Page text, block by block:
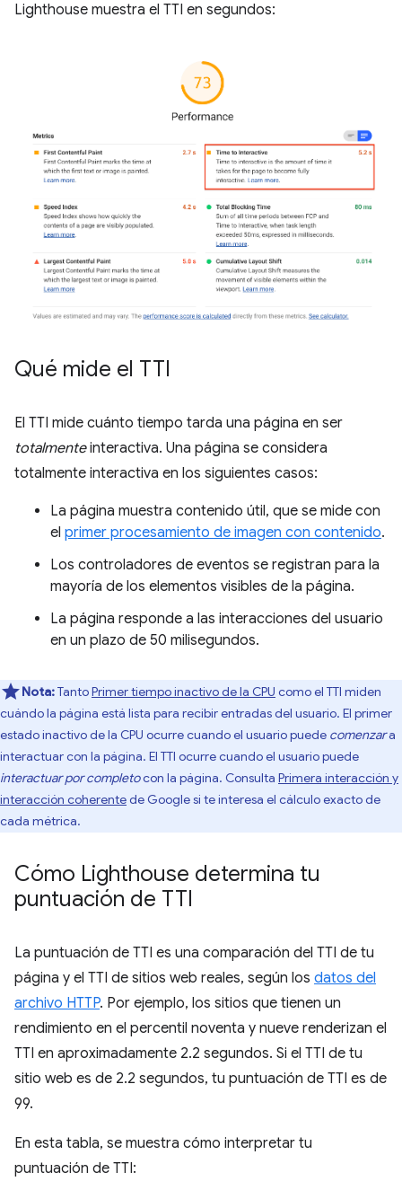
Lighthouse muestra el TTI en segundos:
Qué mide el TTI
El TTI mide cuánto tiempo tarda una página en ser
totalmenteinteractiva. Una página se considera
totalmente interactiva en los siguientes casos:
La página muestra contenido útil, que se mide con
el primer procesamiento de imagen con contenido.
Los controladores de eventos se registran para la
mayoría de los elementos visibles de la página.
La página responde a las interacciones del usuario
en un plazo de 50 milisegundos.
Nota:TantoPrimer tiempo inactivo de la CPU como el TTI miden
cuándo la página está lista para recibir entradas del usuario. El primer
estado inactivo de la CPU ocurre cuando el usuario puede comenzara
interactuar con la página. El TTI ocurre cuando el usuario puede
interactuar por completocon la página. Consulta Primera interacción y
interacción coherentede Google si te interesa el cálculo exacto de
cada métrica.
Cómo Lighthouse determina tu
puntuación de TTI
La puntuación de TTI es una comparación del TTI de tu
página y el TTI de sitios web reales, según los datos del
archivo HTTP. Por ejemplo, los sitios que tienen un
rendimiento en el percentil noventa y nueve renderizan el
TTI en aproximadamente 2.2 segundos. Si el TTI de tu
sitio web es de 2.2 segundos, tu puntuación de TTI es de
99.
En esta tabla, se muestra cómo interpretar tu
puntuación de TTI: